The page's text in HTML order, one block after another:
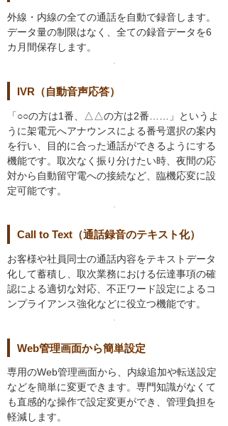
外線・内線の全ての通話を自動で録音します。
データ量の制限はなく、全ての録音データを6
カ月間保存します。
IVR（自動音声応答）
「○○の方は1番、△△の方は2番……」というよ
うに架電元へアナウンスによる番号選択の案内
を行い、目的に合った通話ができるようにする
機能です。取次なく振り分けたい時、夜間の応
対から自動留守電への接続など、臨機応変に設
定可能です。
Call to Text（通話録音のテキスト化）
お客様や社員同士の通話内容をテキストデータ
化して蓄積し、取次業務における伝達事項の確
認による適切な対応、不正ワード設定によるコ
ンプライアンス強化などに役立つ機能です。
Web管理画面から簡単設定
専用のWeb管理画面から、内線追加や転送設定
などを簡単に変更できます。専門知識がなくて
も直感的な操作で設定変更ができ、管理負担を
軽減します。